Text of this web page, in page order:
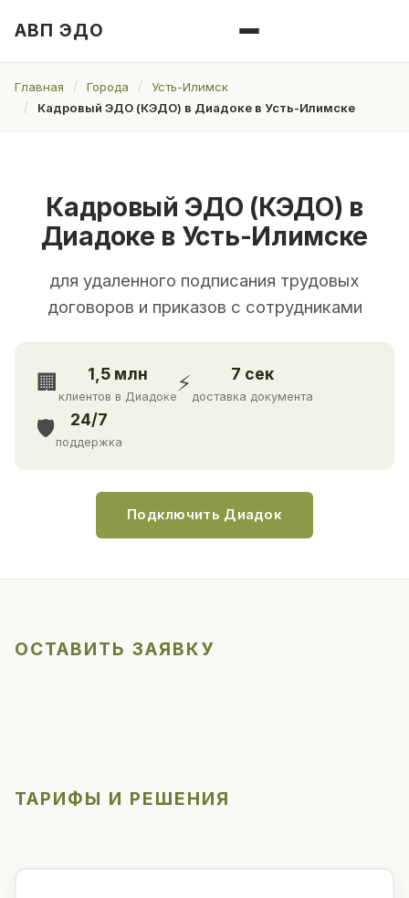
АВП ЭДО
Главная Города
Усть-Илимск
Кадровый ЭДО (КЭДО) в Диадоке в Усть-Илимске
Кадровый ЭДО (КЭДО) в
Диадоке в Усть-Илимске
для удаленного подписания трудовых
договоров и приказов с сотрудниками
🏢 1,5 млн
клиентов в Диадоке
⚡ 7 сек
доставка документа
🛡️ 24/7
поддержка
Подключить Диадок
ОСТАВИТЬ ЗАЯВКУ
ТАРИФЫ И РЕШЕНИЯ